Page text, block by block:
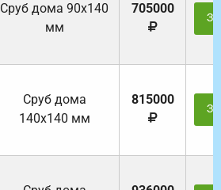
Cруб дома 90x140
мм
705000
Cруб дома
140х140 мм
815000